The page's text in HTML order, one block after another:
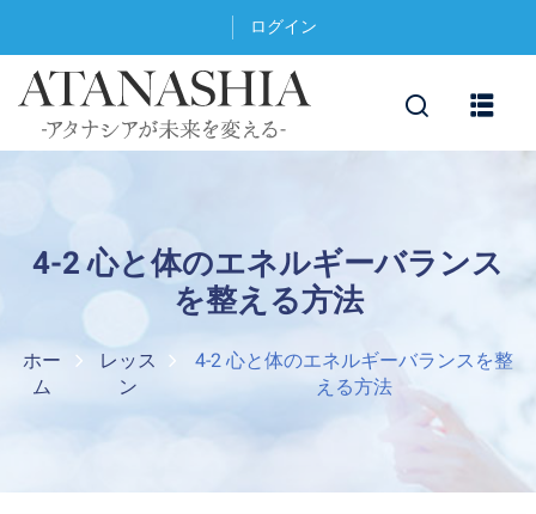
ログイン
4-2 心と体のエネルギーバランス
を整える方法
ホー
ム
レッス
ン
4-2 心と体のエネルギーバランスを整
える方法